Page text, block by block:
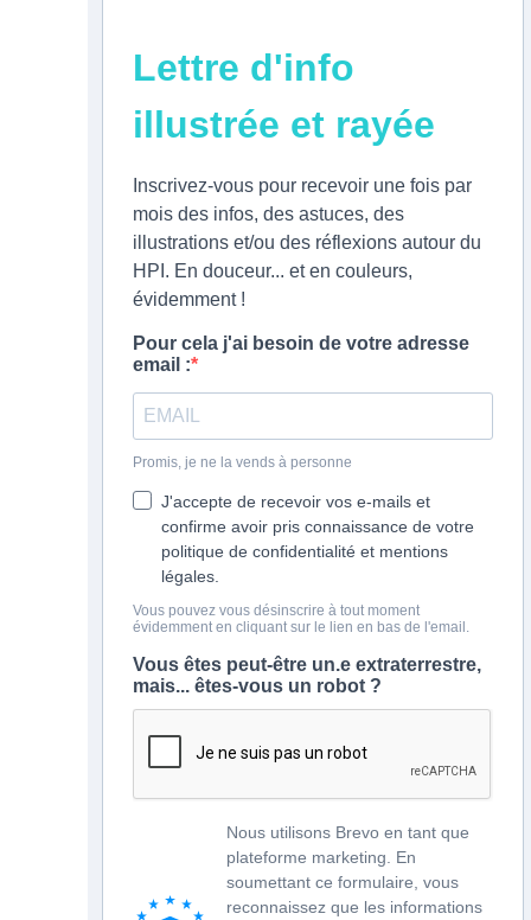
Lettre d'info
illustrée et rayée
Inscrivez-vous pour recevoir une fois par
mois des infos, des astuces, des
illustrations et/ou des réflexions autour du
HPI. En douceur... et en couleurs,
évidemment !
Pour cela j'ai besoin de votre adresse
email :
Promis, je ne la vends à personne
J'accepte de recevoir vos e-mails et
confirme avoir pris connaissance de votre
politique de confidentialité et mentions
légales.
Vous pouvez vous désinscrire à tout moment
évidemment en cliquant sur le lien en bas de l'email.
Vous êtes peut-être un.e extraterrestre,
mais... êtes-vous un robot ?
Nous utilisons Brevo en tant que
plateforme marketing. En
soumettant ce formulaire, vous
reconnaissez que les informations